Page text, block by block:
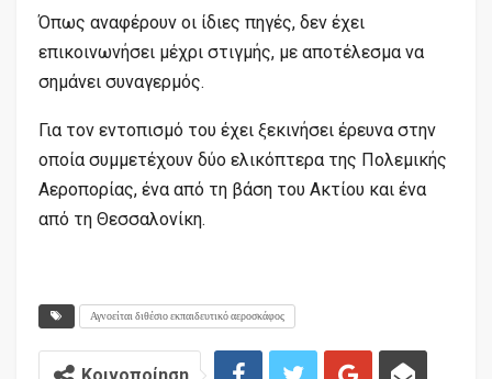
Όπως αναφέρουν οι ίδιες πηγές, δεν έχει
επικοινωνήσει μέχρι στιγμής, με αποτέλεσμα να
σημάνει συναγερμός.
Για τον εντοπισμό του έχει ξεκινήσει έρευνα στην
οποία συμμετέχουν δύο ελικόπτερα της Πολεμικής
Αεροπορίας, ένα από τη βάση του Ακτίου και ένα
από τη Θεσσαλονίκη.
Αγνοείται διθέσιο εκπαιδευτικό αεροσκάφος